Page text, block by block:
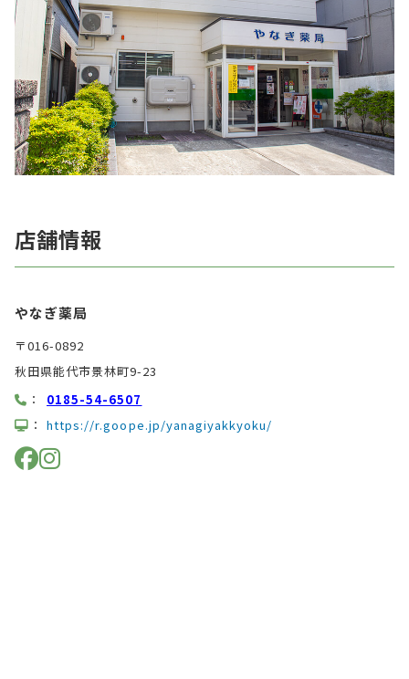
店舗情報
やなぎ薬局
〒016-0892
秋田県能代市景林町9-23
：
0185-54-6507
： https://r.goope.jp/yanagiyakkyoku/